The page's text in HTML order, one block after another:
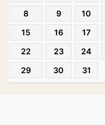
8
9 10
15
16 17
22
23 24
29
30 31